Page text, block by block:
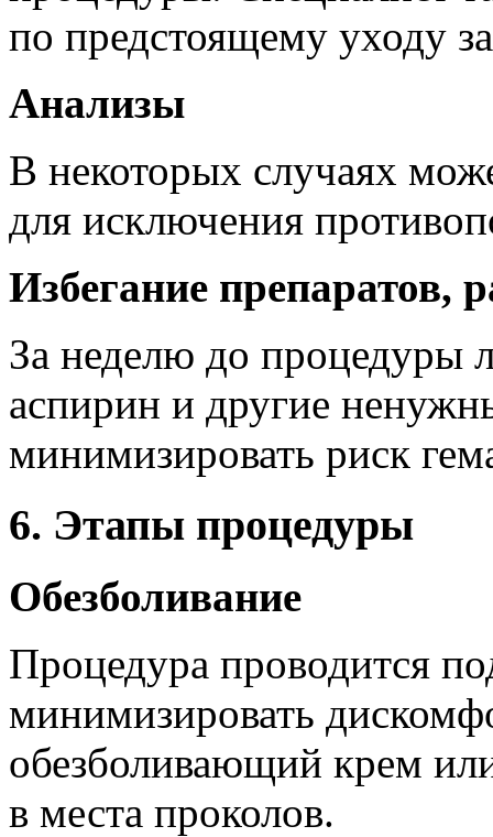
по предстоящему уходу
Анализы
В некоторых случаях
для исключения
Избегание
За неделю до процедуры
аспирин и другие
минимизировать риск
6. Этапы процедуры
Обезболивание
Процедура проводится
минимизировать
обезболивающий крем
в места проколов.